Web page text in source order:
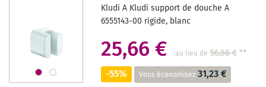
SOUHAITS
Kludi A Kludi support de douche A
6555143-00 rigide, blanc
25,66 € au lieu de 56,88 €**
-55% Vous économisez 31,23 €